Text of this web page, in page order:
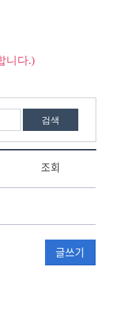
니다.)
검색
조회
글쓰기